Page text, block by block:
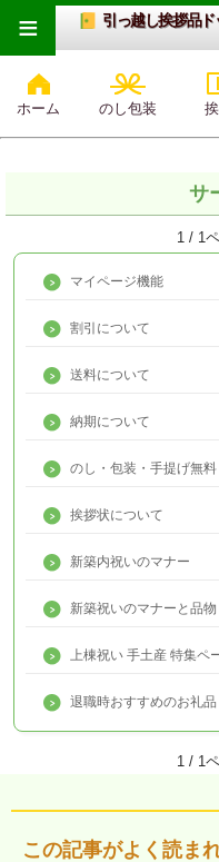
引っ越し挨拶品ド
ホーム のし包装
≡
サ
1 / 1
マイページ機能
割引について
送料について
納期について
のし・包装・手提げ無料
挨拶状について
新築内祝いのマナー
新築祝いのマナーと品物
上棟祝い 手土産 特集ペ
退職時おすすめのお礼品
1 / 1
この記事がよく読ま